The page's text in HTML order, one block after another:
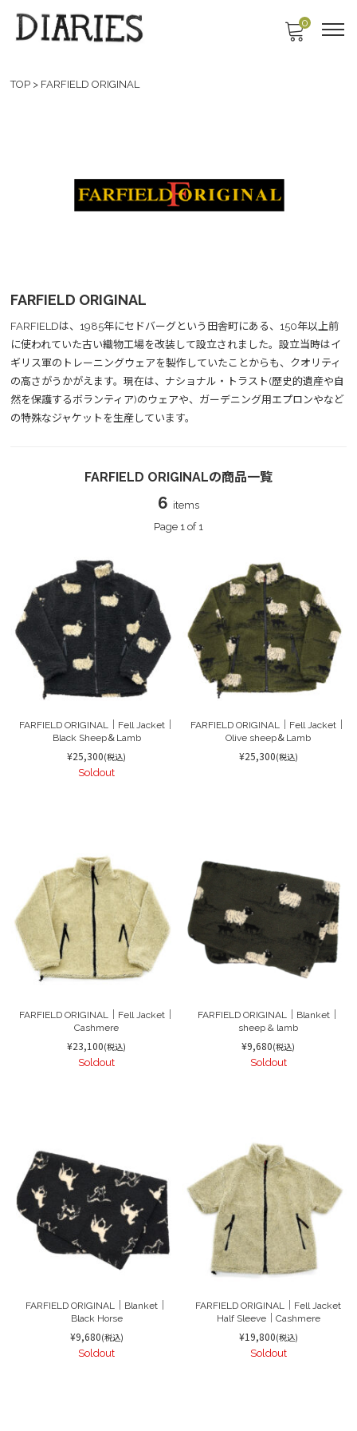
0
TOP > FARFIELD ORIGINAL
FARFIELD ORIGINAL
FARFIELDは、1985年にセドバーグという田舎町にある、150年以上前
に使われていた古い織物工場を改装して設立されました。設立当時はイ
ギリス軍のトレーニングウェアを製作していたことからも、クオリティ
の高さがうかがえます。現在は、ナショナル・トラスト(歴史的遺産や自
然を保護するボランティア)のウェアや、ガーデニング用エプロンやなど
の特殊なジャケットを生産しています。
FARFIELD ORIGINALの商品一覧
6 items
Page 1 of 1
FARFIELD ORIGINAL｜Fell Jacket｜
Black Sheep＆Lamb
¥25,300(税込)
Soldout
FARFIELD ORIGINAL｜Fell Jacket｜
Olive sheep＆Lamb
¥25,300(税込)
FARFIELD ORIGINAL｜Fell Jacket｜
Cashmere
¥23,100(税込)
Soldout
FARFIELD ORIGINAL｜Blanket｜
sheep & lamb
¥9,680(税込)
Soldout
FARFIELD ORIGINAL｜Blanket｜
Black Horse
¥9,680(税込)
Soldout
FARFIELD ORIGINAL｜Fell Jacket
Half Sleeve｜Cashmere
¥19,800(税込)
Soldout